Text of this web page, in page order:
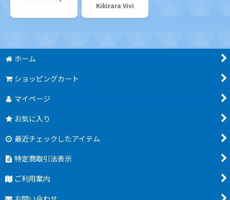
Kikirara Vivi
ホーム
ショッピングカート
マイページ
お気に入り
最近チェックしたアイテム
特定商取引法表示
ご利用案内